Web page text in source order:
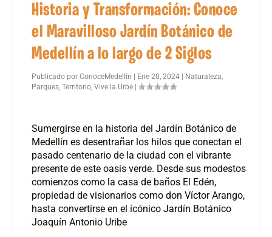
Historia y Transformación: Conoce
el Maravilloso Jardín Botánico de
Medellín a lo largo de 2 Siglos
Publicado porConoceMedellin | Ene 20, 2024 | Naturaleza
Parques ,Territorio ,Vive la Urbe |
Sumergirse en la historia del Jardín Botánico de
Medellín es desentrañar los hilos que conectan el
pasado centenario de la ciudad con el vibrante
presente de este oasis verde. Desde sus modestos
comienzos como la casa de baños El Edén,
propiedad de visionarios como don Víctor Arango,
hasta convertirse en el icónico Jardín Botánico
Joaquín Antonio Uribe